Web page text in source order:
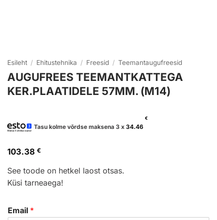
Esileht / Ehitustehnika / Freesid / Teemantaugufreesid
AUGUFREES TEEMANTKATTEGA
KER.PLAATIDELE 57MM. (M14)
Tasu kolme võrdse maksena 3 x 34.46
€
103.38 €
See toode on hetkel laost otsas.
Küsi tarneaega!
Email *